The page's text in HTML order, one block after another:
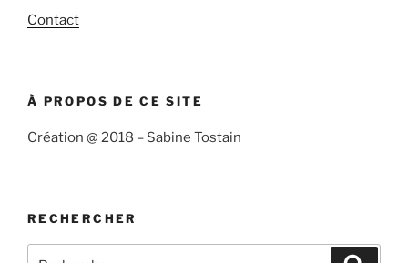
Contact
À PROPOS DE CE SITE
Création @ 2018 – Sabine Tostain
RECHERCHER